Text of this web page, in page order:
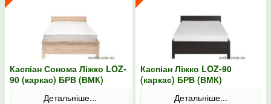
Каспіан Сонома Ліжко LOZ-
90 (каркас) БРВ (ВМК)
Детальніше...
Каспіан Ліжко LOZ-90
(каркас) БРВ (ВМК)
Детальніше...